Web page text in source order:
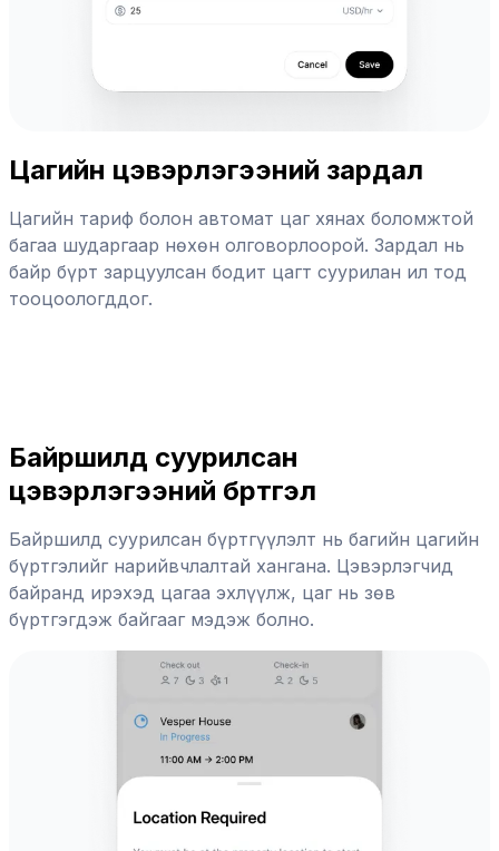
Цагийн цэвэрлэгээний зардал
Цагийн тариф болон автомат цаг хянах боломжтой
багаа шударгаар нөхөн олговорлоорой. Зардал нь
байр бүрт зарцуулсан бодит цагт суурилан ил тод
тооцоологддог.
Байршилд суурилсан
цэвэрлэгээний бүртгэл
Байршилд суурилсан бүртгүүлэлт нь багийн цагийн
бүртгэлийг нарийвчлалтай хангана. Цэвэрлэгчид
байранд ирэхэд цагаа эхлүүлж, цаг нь зөв
бүртгэгдэж байгааг мэдэж болно.